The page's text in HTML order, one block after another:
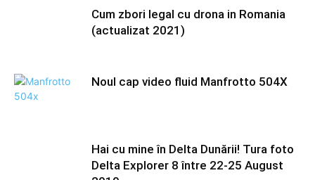
Cum zbori legal cu drona in Romania
(actualizat 2021)
Noul cap video fluid Manfrotto 504X
Hai cu mine în Delta Dunării! Tura foto
Delta Explorer 8 între 22-25 August